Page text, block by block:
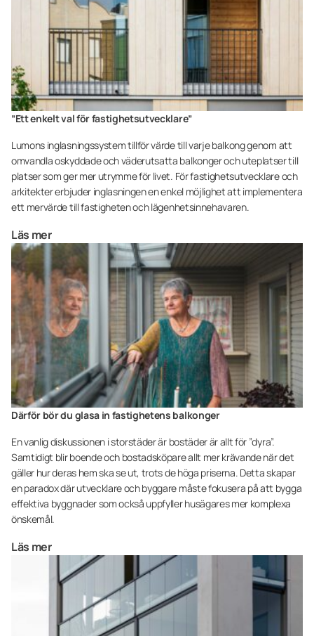
”Ett enkelt val för fastighetsutvecklare”
Lumons inglasningssystem tillför värde till varje balkong genom att
omvandla oskyddade och väderutsatta balkonger och uteplatser till
platser som ger mer utrymme för livet. För fastighetsutvecklare och
arkitekter erbjuder inglasningen en enkel möjlighet att implementera
ett mervärde till fastigheten och lägenhetsinnehavaren.
Läs mer
Därför bör du glasa in fastighetens balkonger
En vanlig diskussionen i storstäder är bostäder är allt för ”dyra”.
Samtidigt blir boende och bostadsköpare allt mer krävande när det
gäller hur deras hem ska se ut, trots de höga priserna. Detta skapar
en paradox där utvecklare och byggare måste fokusera på att bygga
effektiva byggnader som också uppfyller husägares mer komplexa
önskemål.
Läs mer